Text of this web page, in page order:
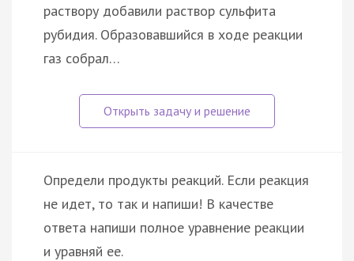
раствору добавили раствор сульфита
рубидия. Образовавшийся в ходе реакции
газ собрал…
Определи продукты реакций. Если реакция
не идет, то так и напиши! В качестве
ответа напиши полное уравнение реакции
и уравняй ее.